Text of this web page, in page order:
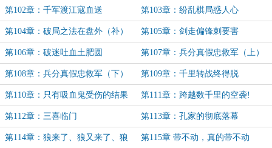
第102章：千军渡江寇血送 第103章：纷乱棋局惑人心
第104章：破局之法在盘外（补） 第105章：剑走偏锋刺要害
第106章：破迷吐血土肥圆 第107章：兵分真假忠救军（上）
第108章：兵分真假忠救军（下） 第109章：千里转战终得脱
第110章：只有吸血鬼受伤的结果
达成！
第111章：跨越数千里的空袭!
第112章：三喜临门 第113章：孔家的彻底落幕
第114章：狼来了、狼又来了、狼 第115章 带不动，真的带不动